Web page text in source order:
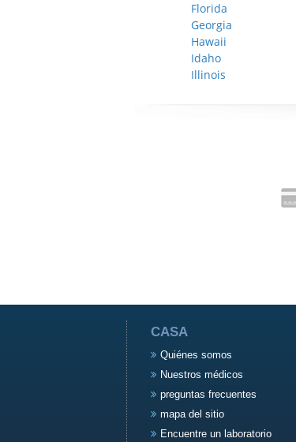
Florida
Georgia
Hawaii
Idaho
Illinois
CASA
Quiénes somos
Nuestros médicos
preguntas frecuentes
mapa del sitio
Encuentre un laboratorio